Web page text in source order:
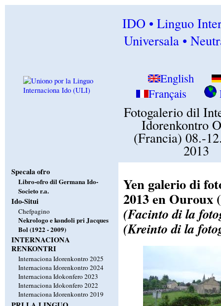
IDO • Linguo
Universala •
English
Français
Fotogalerio dil
Idorenkontro
(Francia) 08.-
2013
Specala ofro
Libro-ofro dil Germana Ido-
Societo r.a.
Ido-Situi
Chefpagino
Nekrologo e kondoli pri Jacques
Bol (1922 - 2009)
INTERNACIONA
RENKONTRI
Internaciona Idorenkontro 2025
Internaciona Idorenkontro 2024
Internaciona Idokonfero 2023
Internaciona Idokonfero 2022
Internaciona Idorenkontro 2019
Yen galerio di
2013 en Ouroux
(Facinto di la
(Kreinto di la